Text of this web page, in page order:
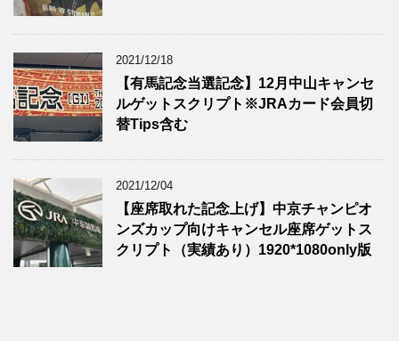
2021/12/18
【有馬記念当選記念】12月中山キャンセ
ルゲットスクリプト※JRAカード会員切
替Tips含む
2021/12/04
【座席取れた記念上げ】中京チャンピオ
ンズカップ向けキャンセル座席ゲットス
クリプト（実績あり）1920*1080only版